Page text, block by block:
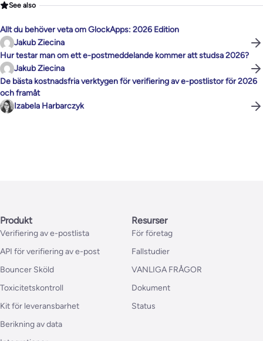
See also
Allt du behöver veta om GlockApps: 2026 Edition
Jakub Ziecina
Hur testar man om ett e-postmeddelande kommer att studsa 2026?
Jakub Ziecina
De bästa kostnadsfria verktygen för verifiering av e-postlistor för 2026
och framåt
Izabela Harbarczyk
Produkt
Verifiering av e-postlista
API för verifiering av e-post
Bouncer Sköld
Toxicitetskontroll
Kit för leveransbarhet
Berikning av data
Resurser
För företag
Fallstudier
VANLIGA FRÅGOR
Dokument
Status